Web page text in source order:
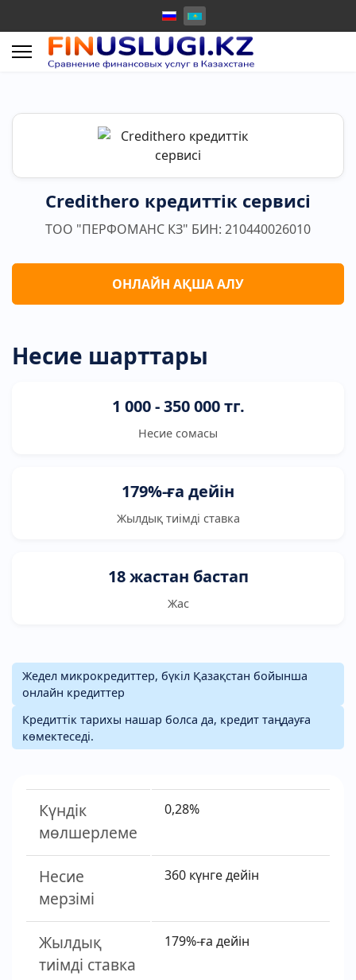
Credithero кредиттік сервисі
ТОО "ПЕРФОМАНС КЗ" БИН: 210440026010
ОНЛАЙН АҚША АЛУ
Несие шарттары
1 000 - 350 000 тг.
Несие сомасы
179%-ға дейін
Жылдық тиімді ставка
18 жастан бастап
Жас
Жедел микрокредиттер, бүкіл Қазақстан бойынша
онлайн кредиттер
Кредиттік тарихы нашар болса да, кредит таңдауға
көмектеседі.
Күндік
мөлшерлеме
0,28%
Несие
мерзімі
360 күнге дейін
Жылдық
тиімді ставка
179%-ға дейін